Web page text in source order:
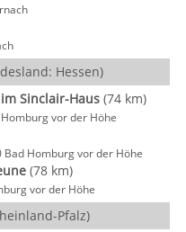
Hessen)
Sinclair-Haus(74 km)
vor der Höhe
Homburg vor der Höhe
(78 km)
vor der Höhe
Pfalz)